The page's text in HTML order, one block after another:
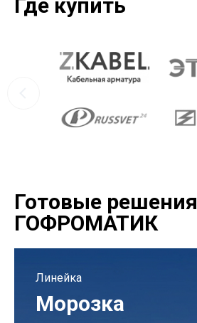
Где купить
Готовые решения
ГОФРОМАТИК
Линейка
Морозка